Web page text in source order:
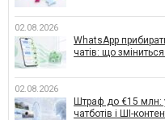
02.08.2026
WhatsApp
чатів: що
02.08.2026
Штраф до €15 млн:
чатботів і ШІ-